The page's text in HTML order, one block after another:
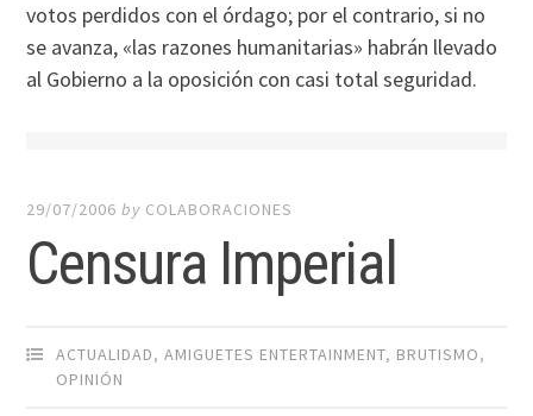
votos perdidos con el órdago; por el contrario, si no
se avanza, «las razones humanitarias» habrán llevado
al Gobierno a la oposición con casi total seguridad.
29/07/2006 by COLABORACIONES
Censura Imperial
ACTUALIDAD,AMIGUETES ENTERTAINMENT, BRUTISMO,
OPINIÓN